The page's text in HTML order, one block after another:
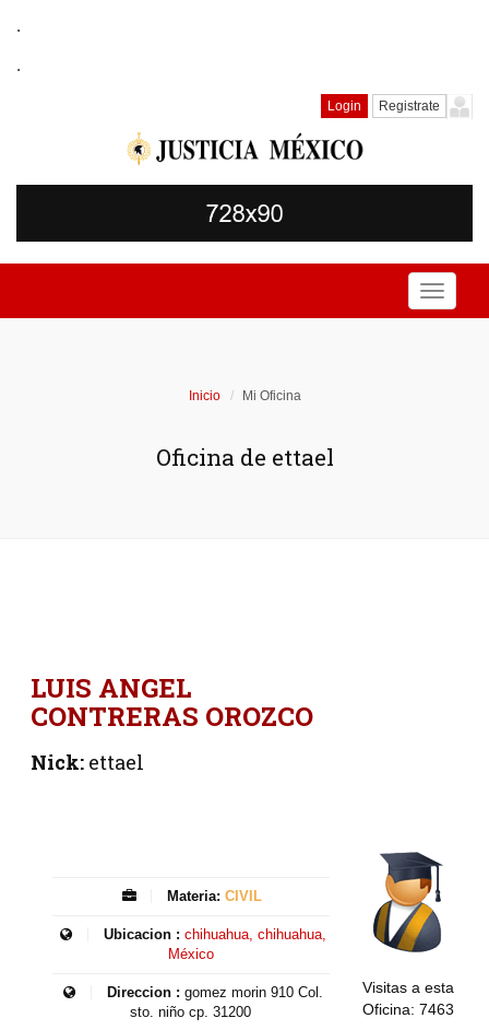
.
.
Login Registrate
Toggle
Inicio Mi Oficina
Oficina de ettael
LUIS ANGEL
CONTRERAS OROZCO
Nick:ettael
Materia: CIVIL
Ubicacion : chihuahua, chihuahua,
México
Direccion : gomez morin 910 Col.
sto. niño cp. 31200
Visitas a esta
Oficina: 7463